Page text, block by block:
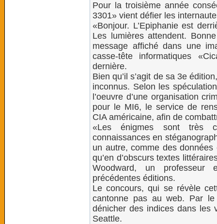
Pour la troisième année
3301» vient défier les
«Bonjour. L’Epiphanie est
Les lumières attendent.
message affiché dans une
casse-tête informatiques
dernière.
Bien qu’il s’agit de sa 3e
inconnus. Selon les
l’oeuvre d’une organisation
pour le MI6, le service de
CIA américaine, afin de
«Les énigmes sont très
connaissances en
un autre, comme des
qu’en d’obscurs textes
Woodward, un
précédentes éditions.
Le concours, qui se révèle
cantonne pas au web. Par
dénicher des indices dans les
Seattle.